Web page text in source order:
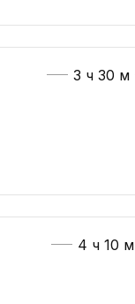
3 ч 30 м
4 ч 10 м